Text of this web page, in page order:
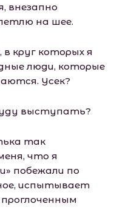
внезапно
на шее.
круг которых я
люди, которые
Усек?
выступать?
так
что я
побежали по
испытывает